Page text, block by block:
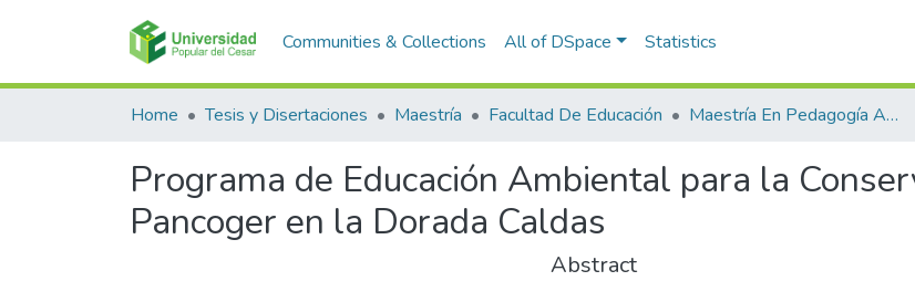
Communities & Collections All of DSpace Statistics
Home Tesis y Disertaciones Maestría Facultad De Educación Maestría En Pedagogía Ambiental Para El desarrollo Sostenible
Programa de Educación Ambiental para la
Pancoger en la Dorada Caldas
Abstract